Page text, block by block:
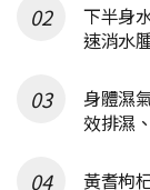
下半身
速消水
身體濕
效排濕
黃耆枸